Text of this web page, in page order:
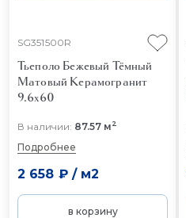
SG351500R
Тьеполо Бежевый Тёмный
Матовый Керамогранит
9.6x60
В наличии: 87.57 м2
Подробнее
2 658 ₽/ м2
в корзину